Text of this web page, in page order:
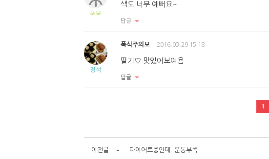
초보
색도 너무 예뻐요~
답글
정석
폭식주의보 2016.03.29 15:18
딸기♡ 맛있어보여욤
답글
1
이전글 다이어트중인데..운동부족